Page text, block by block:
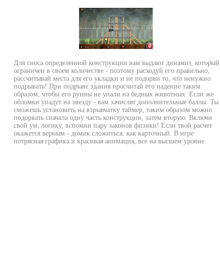
Для сноса определенной конструкции вам выдают динамит, который
ограничен в своем количестве - поэтому расходуй его правильно,
рассчитывай места для его укладки и не подорви то, что ненужно
подрывать! При подрыве здания просчитай его падение таким
образом, чтобы его руины не упали на бедных животных. Если же
обломки упадут на звезду - вам зачислят дополнительные баллы. Ты
сможешь установить на взрывчатку таймер, таким образом можно
подорвать сначала одну часть конструкции, затем вторую. Включи
свой ум, логику, вспомни пару законов физики! Если твой расчет
окажется верным - домик сложиться, как карточный. В игре
потрясная графика и красивая анимация, все на высшем уровне.